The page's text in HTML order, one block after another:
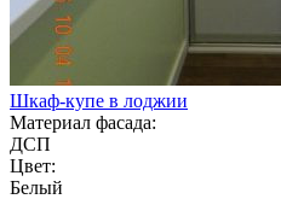
Шкаф-купе в лоджии
Материал фасада:
ДСП
Цвет:
Белый